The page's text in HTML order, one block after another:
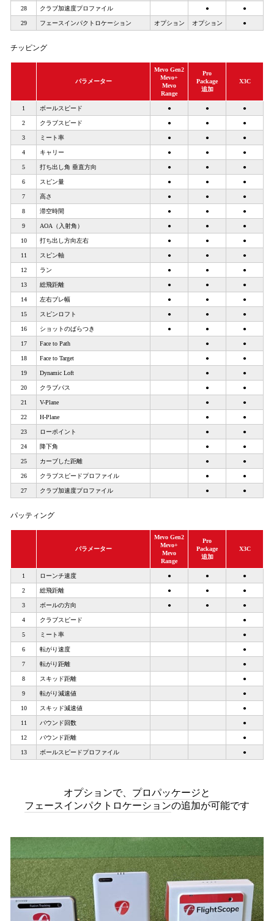
28 クラブ加速度プロファイル ● ●
29 フェースインパクトロケーション オプション オプション ●
チッピング
パラメーター
Mevo Gen2
Mevo+
Mevo
Range
Pro
Package
追加
X3C
1 ボールスピード ● ● ●
2 クラブスピード ● ● ●
3 ミート率 ● ● ●
4 キャリー ● ● ●
5 打ち出し角 垂直方向 ● ● ●
6 スピン量 ● ● ●
7 高さ ● ● ●
8 滞空時間 ● ● ●
9 AOA（入射角） ● ● ●
10 打ち出し方向左右 ● ● ●
11 スピン軸 ● ● ●
12 ラン ● ● ●
13 総飛距離 ● ● ●
14 左右ブレ幅 ● ● ●
15 スピンロフト ● ● ●
16 ショットのばらつき ● ● ●
17 Face to Path ● ●
18 Face to Target ● ●
19 Dynamic Loft ● ●
20 クラブパス ● ●
21 V-Plane ● ●
22 H-Plane ● ●
23 ローポイント ● ●
24 降下角 ● ●
25 カーブした距離 ● ●
26 クラブスピードプロファイル ● ●
27 クラブ加速度プロファイル ● ●
パッティング
パラメーター
Mevo Gen2
Mevo+
Mevo
Range
Pro
Package
追加
X3C
1 ローンチ速度 ● ● ●
2 総飛距離 ● ● ●
3 ボールの方向 ● ● ●
4 クラブスピード ●
5 ミート率 ●
6 転がり速度 ●
7 転がり距離 ●
8 スキッド距離 ●
9 転がり減速値 ●
10 スキッド減速値 ●
11 バウンド回数 ●
12 バウンド距離 ●
13 ボールスピードプロファイル ●
オプションで、 プロパッケージと
フェースインパクトロケーションの追加が可能です